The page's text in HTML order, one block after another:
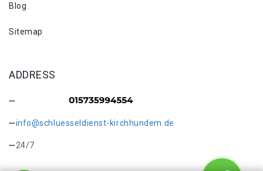
Blog
Sitemap
ADDRESS
info@schluesseldienst-kirchhundem.de
24/7